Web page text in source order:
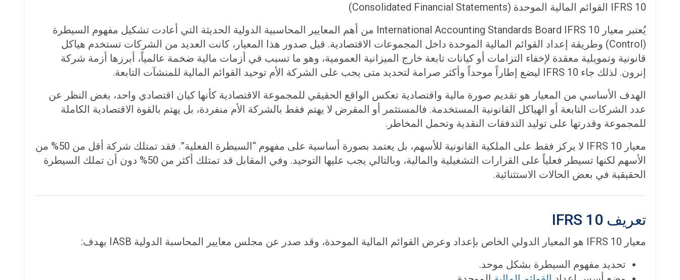
IFRS 10 القوائم المالية الموحدة (Consolidated Financial Statements)
يُعتبر معيار International Accounting Standards Board IFRS 10 من أهم المعايير المحاسبية الدولية الحديثة التي أعادت تشكيل مفهوم السيطرة
(Control) وطريقة إعداد القوائم المالية الموحدة داخل المجموعات الاقتصادية. قبل صدور هذا المعيار، كانت العديد من الشركات تستخدم هياكل
قانونية وتمويلية معقدة لإخفاء التزامات أو كيانات تابعة خارج الميزانية العمومية، وهو ما تسبب في أزمات مالية ضخمة عالمياً، أبرزها أزمة شركة
إنرون. لذلك جاء IFRS 10 ليضع إطاراً موحداً وأكثر صرامة لتحديد متى يجب على الشركة الأم توحيد القوائم المالية للمنشآت التابعة.
الهدف الأساسي من المعيار هو تقديم صورة مالية واقتصادية تعكس الواقع الحقيقي للمجموعة الاقتصادية كأنها كيان اقتصادي واحد، بغض النظر عن
عدد الشركات التابعة أو الهياكل القانونية المستخدمة. فالمستثمر أو المقرض لا يهتم فقط بالشركة الأم منفردة، بل يهتم بالقوة الاقتصادية الكاملة
للمجموعة وقدرتها على توليد التدفقات النقدية وتحمل المخاطر.
معيار IFRS 10 لا يركز فقط على الملكية القانونية للأسهم، بل يعتمد بصورة أساسية على مفهوم “السيطرة الفعلية”. فقد تمتلك شركة أقل من 50% من
الأسهم لكنها تسيطر فعلياً على القرارات التشغيلية والمالية، وبالتالي يجب عليها التوحيد. وفي المقابل قد تمتلك أكثر من 50% دون أن تملك السيطرة
الحقيقية في بعض الحالات الاستثنائية.
تعريف IFRS 10
معيار IFRS 10 هو المعيار الدولي الخاص بإعداد وعرض القوائم المالية الموحدة، وقد صدر عن مجلس معايير المحاسبة الدولية IASB بهدف:
تحديد مفهوم السيطرة بشكل موحد.